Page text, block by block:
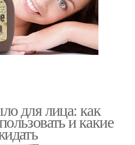
для лица: как
и какие